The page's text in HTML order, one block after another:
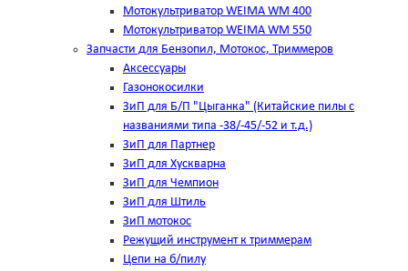
Мотокультриватор WEIMA WM 400
Мотокультриватор WEIMA WM 550
Запчасти для Бензопил, Мотокос, Триммеров
Аксессуары
Газонокосилки
ЗиП для Б/П "Цыганка" (Китайские пилы с
названиями типа -38/-45/-52 и т.д.)
ЗиП для Партнер
ЗиП для Хускварна
ЗиП для Чемпион
ЗиП для Штиль
ЗиП мотокос
Режущий инструмент к триммерам
Цепи на б/пилу